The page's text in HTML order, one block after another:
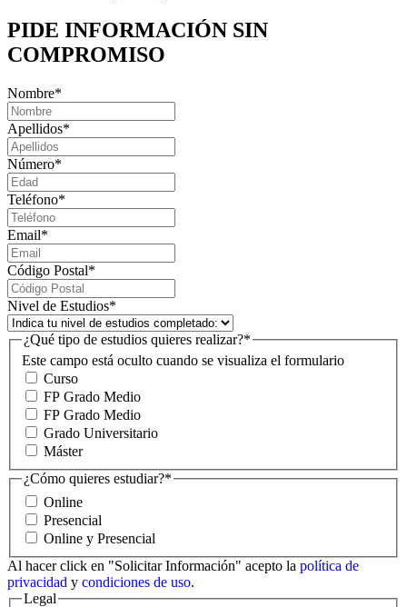
PIDE INFORMACIÓN SIN
COMPROMISO
Nombre*
Apellidos*
Número*
Teléfono*
Email*
Código Postal*
Nivel de Estudios*
Este campo está oculto cuando se visualiza el formulario
¿Qué tipo de estudios quieres realizar?*
Curso
FP Grado Medio
FP Grado Medio
Grado Universitario
Máster
¿Cómo quieres estudiar?*
Online
Presencial
Online y Presencial
Al hacer click en "Solicitar Información" acepto la política de
privacidad y condiciones de uso.
Legal